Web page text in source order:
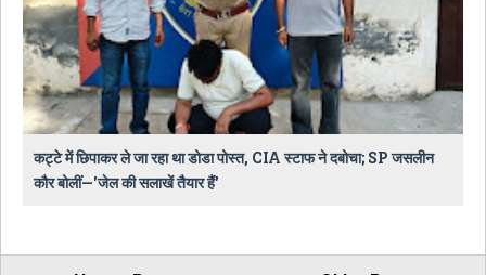
कट्टे में छिपाकर ले जा रहा था डोडा पोस्त, CIA स्टाफ ने दबोचा; SP जसलीन
कौर बोलीं—'जेल की सलाखें तैयार हैं'